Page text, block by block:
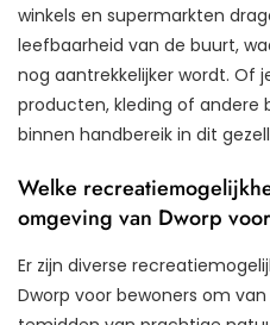
winkels en supermarkten
leefbaarheid van de buurt,
nog aantrekkelijker wordt. Of
producten, kleding of andere
binnen handbereik in dit
Welke
omgeving van Dworp
Er zijn diverse
Dworp voor bewoners om